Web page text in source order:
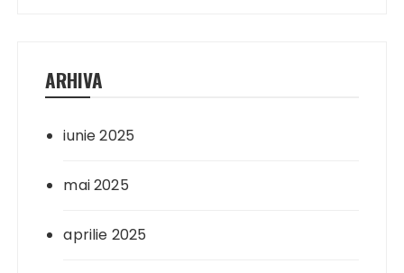
ARHIVA
iunie 2025
mai 2025
aprilie 2025